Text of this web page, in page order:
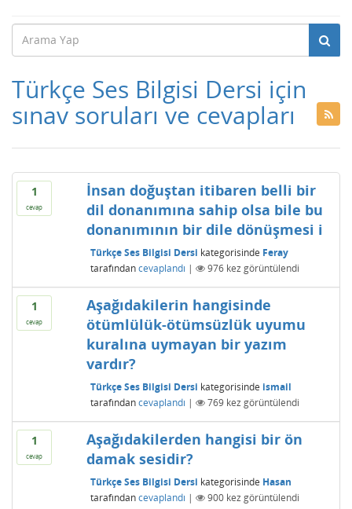
Türkçe Ses Bilgisi Dersi için
sınav soruları ve cevapları
1
cevap
İnsan doğuştan itibaren belli bir
dil donanımına sahip olsa bile bu
donanımının bir dile dönüşmesi i
Türkçe Ses Bilgisi Dersi kategorisinde Feray
tarafından cevaplandı | 976kez görüntülendi
1
cevap
Aşağıdakilerin hangisinde
ötümlülük-ötümsüzlük uyumu
kuralına uymayan bir yazım
vardır?
Türkçe Ses Bilgisi Dersi kategorisinde ismail
tarafından cevaplandı | 769kez görüntülendi
1
cevap
Aşağıdakilerden hangisi bir ön
damak sesidir?
Türkçe Ses Bilgisi Dersi kategorisinde Hasan
tarafından cevaplandı | 900kez görüntülendi